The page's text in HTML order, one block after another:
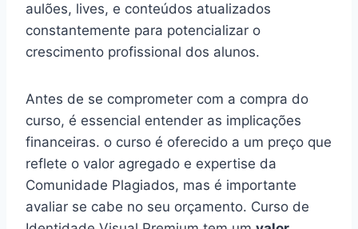
aulões, lives, e conteúdos atualizados
constantemente para potencializar o
crescimento profissional dos alunos.
Antes de se comprometer com a compra do
curso, é essencial entender as implicações
financeiras. o curso é oferecido a um preço que
reflete o valor agregado e expertise da
Comunidade Plagiados, mas é importante
avaliar se cabe no seu orçamento. Curso de